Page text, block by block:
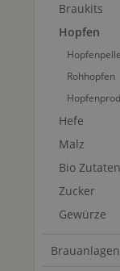
Braukits
Hopfen
Rohhopfen
Hefe
Malz
Bio Zutaten
Zucker
Gewürze
Brauanlagen